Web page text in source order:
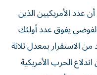
عدد الأمريكيين الذين
يفوق عدد أولئك
الاستقرار بمعدل ثلاثة
الحرب الأمريكية